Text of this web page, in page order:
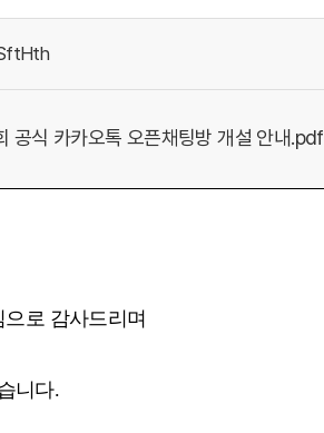
식 카카오톡 오픈채팅방 개설 안내.pdf
로 감사드리며
니다.